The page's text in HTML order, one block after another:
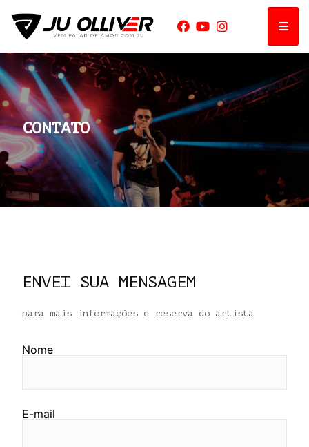
CONTATO
ENVEI SUA MENSAGEM
para mais informações e reserva do artista
Nome
E-mail